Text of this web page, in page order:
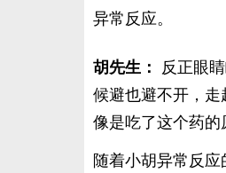
异常反应。
胡先生：
反正眼
候避也避不开，
像是吃了这个药的
随着小胡异常反